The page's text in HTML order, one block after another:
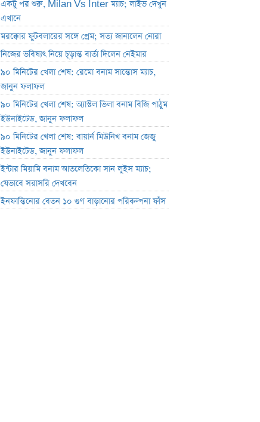
একটু পর শুরু, Milan Vs Inter ম্যাচ; লাইভ দেখুন
এখানে
মরক্কোর ফুটবলারের সঙ্গে প্রেম; সত্য জানালেন নোরা
নিজের ভবিষ্যৎ নিয়ে চূড়ান্ত বার্তা দিলেন নেইমার
৯০ মিনিটের খেলা শেষ: রেমো বনাম সান্তোস ম্যাচ,
জানুন ফলাফল
৯০ মিনিটের খেলা শেষ: অ্যাস্টল ভিলা বনাম বিজি পাঠুম
ইউনাইটেড, জানুন ফলাফল
৯০ মিনিটের খেলা শেষ: বায়ার্ন মিউনিখ বনাম জেজু
ইউনাইটেড, জানুন ফলাফল
ইন্টার মিয়ামি বনাম আতলেতিকো সান লুইস ম্যাচ;
যেভাবে সরাসরি দেখবেন
ইনফান্তিনোর বেতন ১০ গুণ বাড়ানোর পরিকল্পনা ফাঁস